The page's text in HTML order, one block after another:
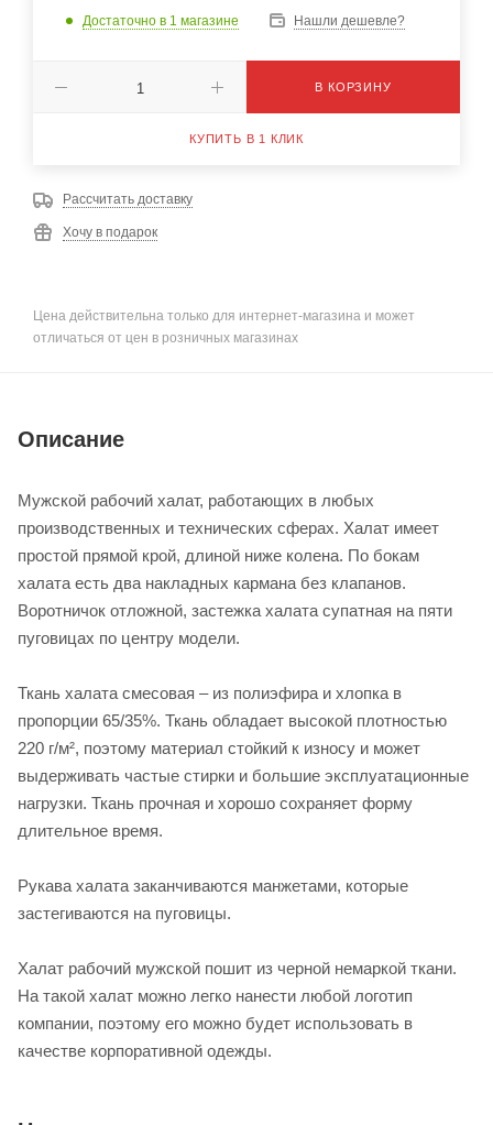
Достаточно в 1 магазине Нашли дешевле?
В КОРЗИНУ
КУПИТЬ В 1 КЛИК
Рассчитать доставку
Хочу в подарок
Цена действительна только для интернет-магазина и может
отличаться от цен в розничных магазинах
Описание
Мужской рабочий халат, работающих в любых
производственных и технических сферах. Халат имеет
простой прямой крой, длиной ниже колена. По бокам
халата есть два накладных кармана без клапанов.
Воротничок отложной, застежка халата супатная на пяти
пуговицах по центру модели.
Ткань халата смесовая – из полиэфира и хлопка в
пропорции 65/35%. Ткань обладает высокой плотностью
220 г/м², поэтому материал стойкий к износу и может
выдерживать частые стирки и большие эксплуатационные
нагрузки. Ткань прочная и хорошо сохраняет форму
длительное время.
Рукава халата заканчиваются манжетами, которые
застегиваются на пуговицы.
Халат рабочий мужской пошит из черной немаркой ткани.
На такой халат можно легко нанести любой логотип
компании, поэтому его можно будет использовать в
качестве корпоративной одежды.